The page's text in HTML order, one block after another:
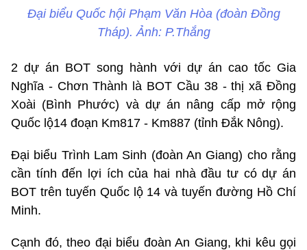
Đại biểu Quốc hội Phạm Văn Hòa (đoàn Đồng
Tháp). Ảnh: P.Thắng
2 dự án BOT song hành với dự án cao tốc Gia
Nghĩa - Chơn Thành là BOT Cầu 38 - thị xã Đồng
Xoài (Bình Phước) và dự án nâng cấp mở rộng
Quốc lộ14 đoạn Km817 - Km887 (tỉnh Đắk Nông).
Đại biểu Trình Lam Sinh (đoàn An Giang) cho rằng
cần tính đến lợi ích của hai nhà đầu tư có dự án
BOT trên tuyến Quốc lộ 14 và tuyến đường Hồ Chí
Minh.
Cạnh đó, theo đại biểu đoàn An Giang, khi kêu gọi